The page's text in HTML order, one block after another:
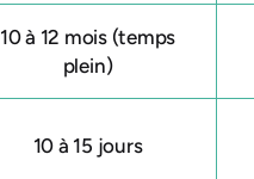
10 à 12 mois (temps
plein)
10 à 15 jours